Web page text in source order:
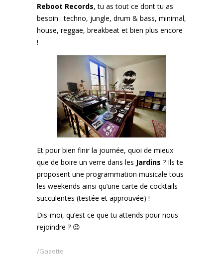
Reboot Records, tu as tout ce dont tu as
besoin : techno, jungle, drum & bass, minimal,
house, reggae, breakbeat et bien plus encore
!
Et pour bien finir la journée, quoi de mieux
que de boire un verre dans les Jardins ? Ils te
proposent une programmation musicale tous
les weekends ainsi qu’une carte de cocktails
succulentes (testée et approuvée) !
Dis-moi, qu’est ce que tu attends pour nous
rejoindre ? 😉
Gazette